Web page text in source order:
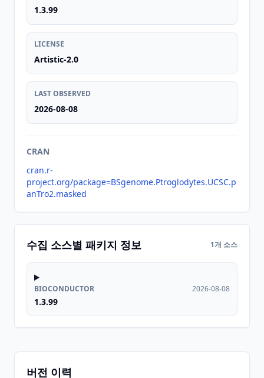
1.3.99
LICENSE
Artistic-2.0
LAST OBSERVED
2026-08-08
CRAN
cran.r-
project.org/package=BSgenome.Ptroglodytes.UCSC.p
anTro2.masked
수집 소스별 패키지 정보 1개 소스
BIOCONDUCTOR
1.3.99
2026-08-08
버전 이력